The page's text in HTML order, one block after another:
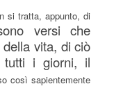
si tratta, appunto, di
versi che
vita, di ciò
tutti i giorni, il
così sapientemente